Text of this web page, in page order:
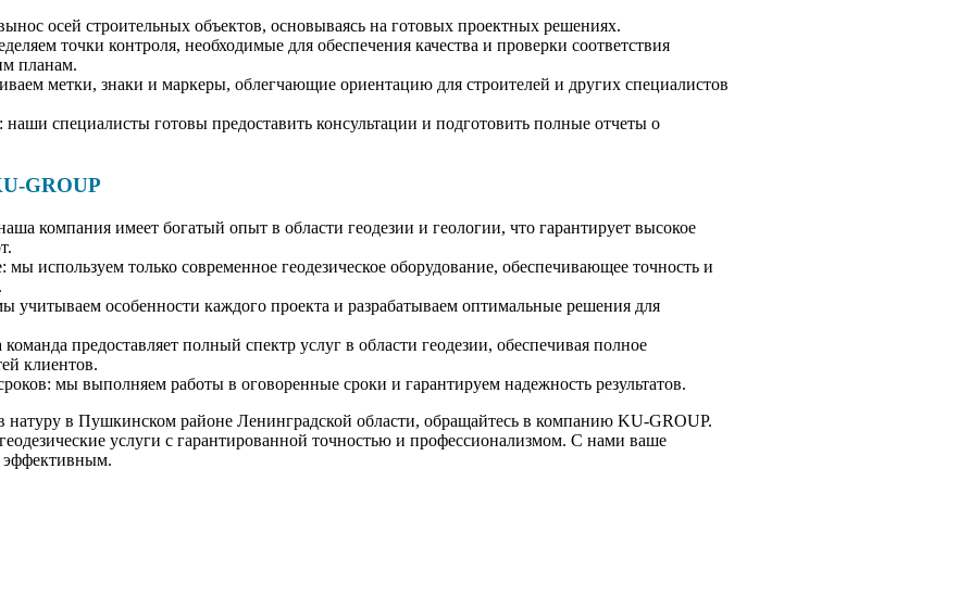
осей строительных объектов, основываясь на готовых проектных решениях.
точки контроля, необходимые для обеспечения качества и проверки соответствия
планам.
метки, знаки и маркеры, облегчающие ориентацию для строителей и других специалистов
наши специалисты готовы предоставить консультации и подготовить полные отчеты о
GROUP
компания имеет богатый опыт в области геодезии и геологии, что гарантирует высокое
используем только современное геодезическое оборудование, обеспечивающее точность и
учитываем особенности каждого проекта и разрабатываем оптимальные решения для
предоставляет полный спектр услуг в области геодезии, обеспечивая полное
клиентов.
мы выполняем работы в оговоренные сроки и гарантируем надежность результатов.
натуру в Пушкинском районе Ленинградской области, обращайтесь в компанию KU-GROUP.
услуги с гарантированной точностью и профессионализмом. С нами ваше
эффективным.